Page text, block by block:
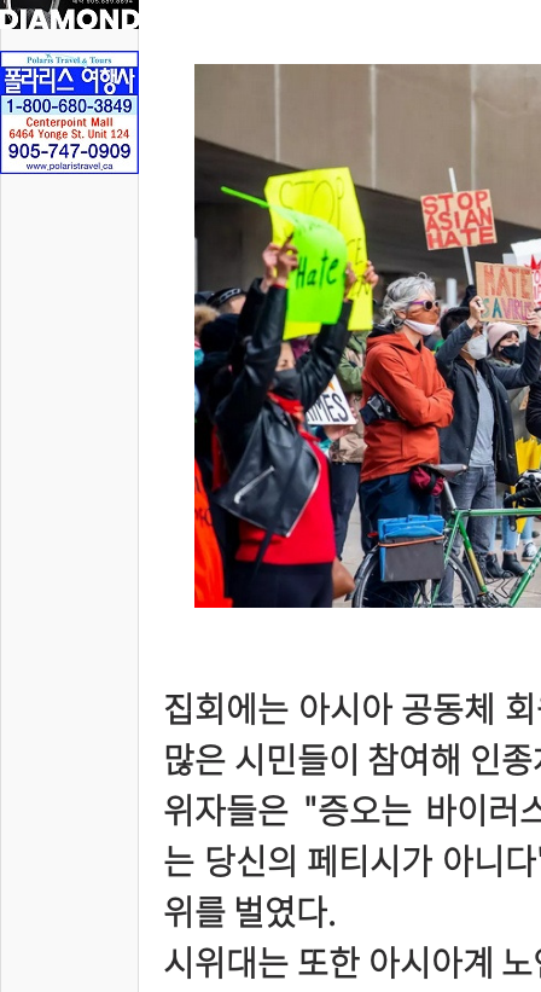
집회에는 아시아 공동체
많은 시민들이 참여해 인
위자들은 "증오는 바이
는 당신의 페티시가 아니
위를 벌였다.
시위대는 또한 아시아계